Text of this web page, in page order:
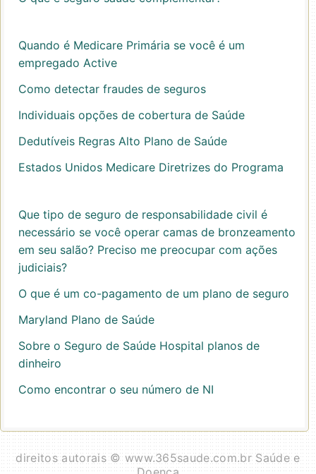
Quando é Medicare Primária se você é um
empregado Active
Como detectar fraudes de seguros
Individuais opções de cobertura de Saúde
Dedutíveis Regras Alto Plano de Saúde
Estados Unidos Medicare Diretrizes do Programa
Que tipo de seguro de responsabilidade civil é
necessário se você operar camas de bronzeamento
em seu salão? Preciso me preocupar com ações
judiciais?
O que é um co-pagamento de um plano de seguro
Maryland Plano de Saúde
Sobre o Seguro de Saúde Hospital planos de
dinheiro
Como encontrar o seu número de NI
direitos autorais © www.365saude.com.br Saúde e